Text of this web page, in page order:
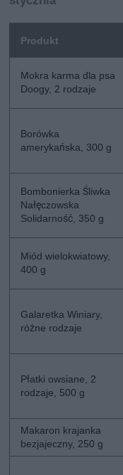
Produkt
Mokra karma dla psa
Doogy, 2 rodzaje
Borówka
amerykańska, 300 g
Bombonierka Śliwka
Nałęczowska
Solidarność, 350 g
Miód wielokwiatowy,
400 g
Galaretka Winiary,
różne rodzaje
Płatki owsiane, 2
rodzaje, 500 g
Makaron krajanka
bezjajeczny, 250 g